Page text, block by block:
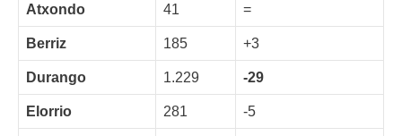
Atxondo 41 =
Berriz 185 +3
Durango 1.229 -29
Elorrio 281 -5